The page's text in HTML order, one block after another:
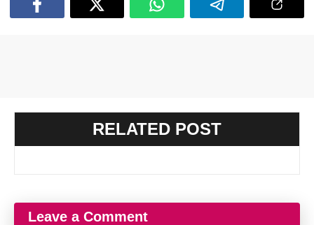
RELATED POST
Leave a Comment